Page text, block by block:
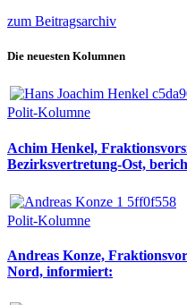
zum Beitragsarchiv
Die neuesten Kolumnen
Polit-Kolumne
Achim Henkel,
Bezirksvertretung-Ost,
Polit-Kolumne
Andreas Konze,
Nord, informiert: